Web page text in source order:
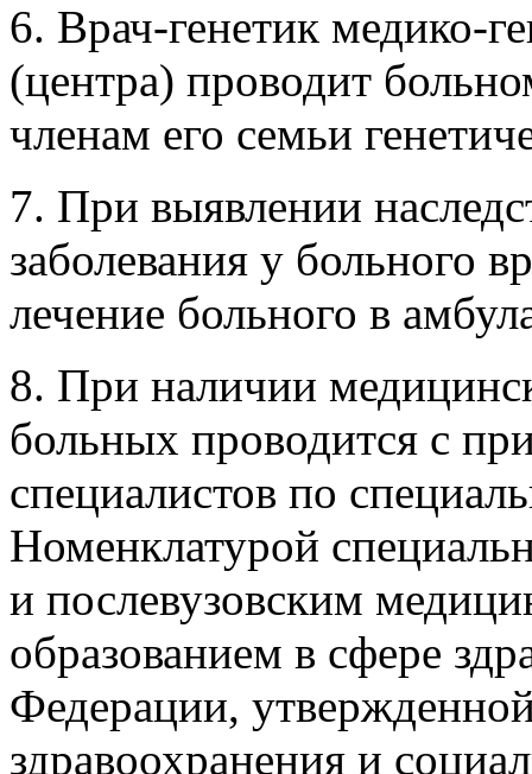
6. Врач-генетик медико-
(центра) проводит
членам его семьи
7. При выявлении
заболевания у больного
лечение больного в
8. При наличии
больных проводится с
специалистов по
Номенклатурой
и послевузовским
образованием в сфере
Федерации,
здравоохранения и